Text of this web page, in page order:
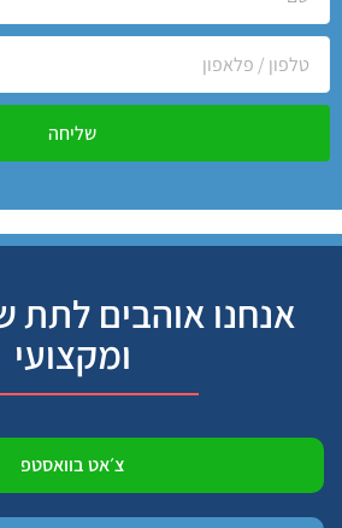
שליחה
אנחנו אוהבים לתת
ומקצועי
צ׳אט בוואסטפ